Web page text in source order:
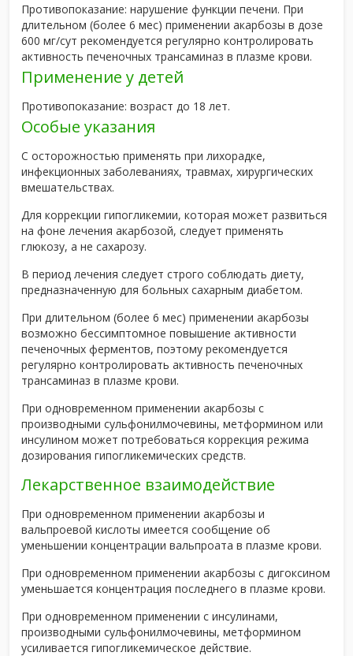
Противопоказание: нарушение функции печени. При
длительном (более 6 мес) применении акарбозы в дозе
600 мг/сут рекомендуется регулярно контролировать
активность печеночных трансаминаз в плазме крови.
Применение у детей
Противопоказание: возраст до 18 лет.
Особые указания
С осторожностью применять при лихорадке,
инфекционных заболеваниях, травмах, хирургических
вмешательствах.
Для коррекции гипогликемии, которая может развиться
на фоне лечения акарбозой, следует применять
глюкозу, а не сахарозу.
В период лечения следует строго соблюдать диету,
предназначенную для больных сахарным диабетом.
При длительном (более 6 мес) применении акарбозы
возможно бессимптомное повышение активности
печеночных ферментов, поэтому рекомендуется
регулярно контролировать активность печеночных
трансаминаз в плазме крови.
При одновременном применении акарбозы с
производными сульфонилмочевины, метформином или
инсулином может потребоваться коррекция режима
дозирования гипогликемических средств.
Лекарственное взаимодействие
При одновременном применении акарбозы и
вальпроевой кислоты имеется сообщение об
уменьшении концентрации вальпроата в плазме крови.
При одновременном применении акарбозы с дигоксином
уменьшается концентрация последнего в плазме крови.
При одновременном применении с инсулинами,
производными сульфонилмочевины, метформином
усиливается гипогликемическое действие.